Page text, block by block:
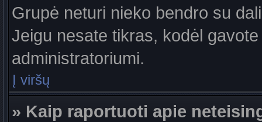
Grupė neturi nieko bendro su
Jeigu nesate tikras, kodėl
administratoriumi.
Į viršų
» Kaip raportuoti apie